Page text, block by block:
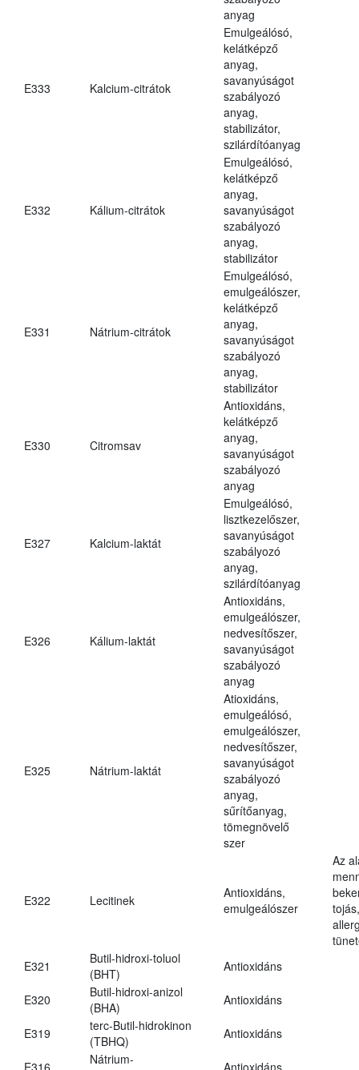
anyag
E333 Kalcium-citrátok
Emulgeálósó,
kelátképző
anyag,
savanyúságot
szabályozó
anyag,
stabilizátor,
szilárdítóanyag
E332 Kálium-citrátok
Emulgeálósó,
kelátképző
anyag,
savanyúságot
szabályozó
anyag,
stabilizátor
E331 Nátrium-citrátok
Emulgeálósó,
emulgeálószer,
kelátképző
anyag,
savanyúságot
szabályozó
anyag,
stabilizátor
E330 Citromsav
Antioxidáns,
kelátképző
anyag,
savanyúságot
szabályozó
anyag
E327 Kalcium-laktát
Emulgeálósó,
lisztkezelőszer,
savanyúságot
szabályozó
anyag,
szilárdítóanyag
E326 Kálium-laktát
Antioxidáns,
emulgeálószer,
nedvesítőszer,
savanyúságot
szabályozó
anyag
E325 Nátrium-laktát
Atioxidáns,
emulgeálósó,
emulgeálószer,
nedvesítőszer,
savanyúságot
szabályozó
anyag,
sűrítőanyag,
tömegnövelő
szer
E322 Lecitinek
Antioxidáns,
emulgeálószer
Az
E321
Butil-hidroxi-toluol
(BHT)
Antioxidáns
E320
Butil-hidroxi-anizol
(BHA)
Antioxidáns
E319
terc-Butil-hidrokinon
(TBHQ)
Antioxidáns
E316
Nátrium-
Antioxidáns